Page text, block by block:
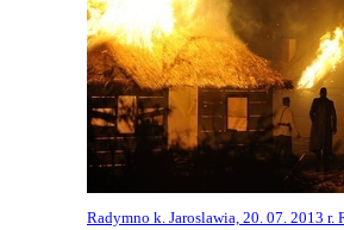
Radymno k. Jaroslawia, 20. 07. 2013 r. Rekonstrukcja historyczna